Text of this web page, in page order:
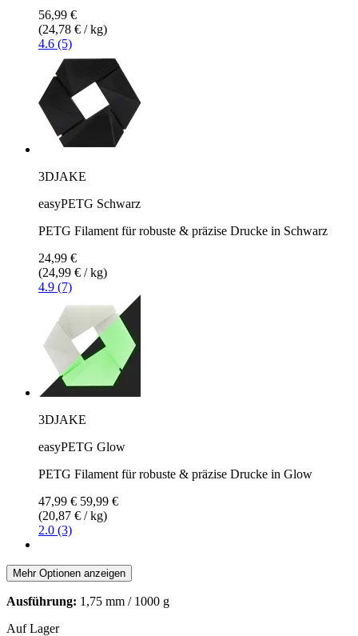
56,99 €
(24,78 € / kg)
4.6 (5)
3DJAKE
easyPETG Schwarz
PETG Filament für robuste & präzise Drucke in Schwarz
24,99 €
(24,99 € / kg)
4.9 (7)
3DJAKE
easyPETG Glow
PETG Filament für robuste & präzise Drucke in Glow
47,99 € 59,99 €
(20,87 € / kg)
2.0 (3)
Mehr Optionen anzeigen
Ausführung: 1,75 mm / 1000 g
Auf Lager